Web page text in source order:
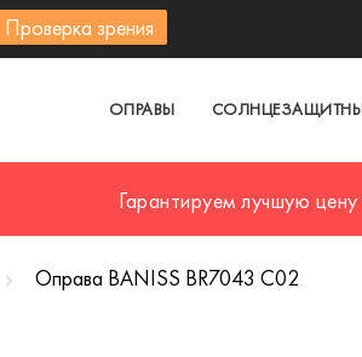
Проверка зрения
ОПРАВЫ
Гарантируем лучшую
Оправа BANISS BR7043 C02